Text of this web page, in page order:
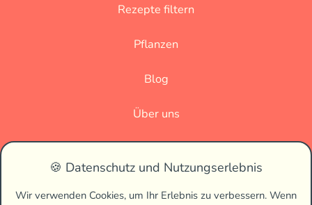
🍪 Datenschutz und Nutzungserlebnis
Wir verwenden Cookies, um Ihr Erlebnis zu verbessern. Wenn
Rezepte filtern
Pflanzen
Blog
Über uns